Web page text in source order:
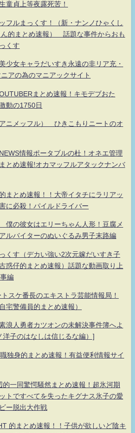
童貞上等夜露死苦！
フルまっくす！（新・ナンノひゃくし
ん的まとめ速報） 話題な事件からおも
くす
少女キャラだいすき永遠の非リア充・
アの為のマニアックサイト
まとめ速報！キモデブおた
動の1750日
ニメッフル） ひきこもりニートのオ
情報ポータブルの杜！オネエ管理
とめ速報!オカマッフルアタックナンバ
まとめ速報！！大帝イタチにラリアッ
に必殺！パイルドライバー
の彼女はエリーちゃん人形！豆腐メ
ルバイターのぬいぐるみ男子末路編
くす（デカい強い2次元嫁だいすき子
惑仔的まとめ速報）話題な動画取り上
編
スケ番長のエキストラ芸能情報局！
宅警備員的まとめ速報）
浪人勇者カツオンの未解決事件簿へよ
洋子のはなしは信じるな編）]
身的まとめ速報！有益便利情報サイ
一同驚愕騒然まとめ速報！超氷河期
トですべてを失ったキグナス氷子の愛
ー脱出大作戦
的まとめ速報！！子供が欲しいど陰キ